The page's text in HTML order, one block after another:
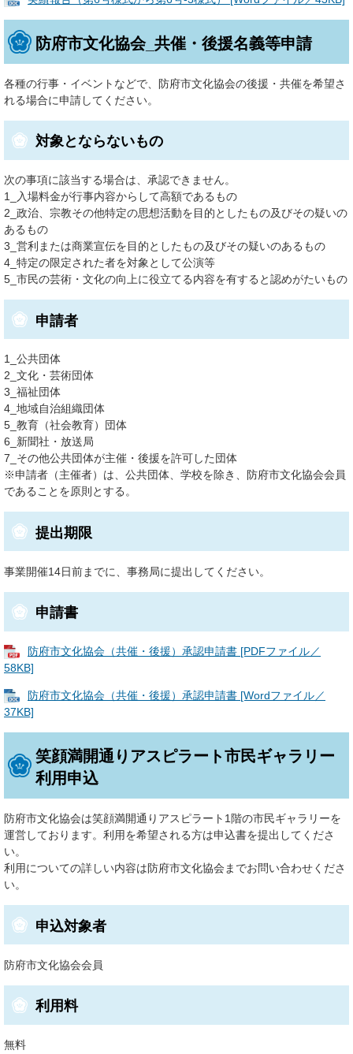
防府市文化協会_共催・後援名義等申請
各種の行事・イベントなどで、防府市文化協会の後援・共催を希望さ
れる場合に申請してください。
対象とならないもの
次の事項に該当する場合は、承認できません。
1_入場料金が行事内容からして高額であるもの
2_政治、宗教その他特定の思想活動を目的としたもの及びその疑いの
あるもの
3_営利または商業宣伝を目的としたもの及びその疑いのあるもの
4_特定の限定された者を対象として公演等
5_市民の芸術・文化の向上に役立てる内容を有すると認めがたいもの
申請者
1_公共団体
2_文化・芸術団体
3_福祉団体
4_地域自治組織団体
5_教育（社会教育）団体
6_新聞社・放送局
7_その他公共団体が主催・後援を許可した団体
※申請者（主催者）は、公共団体、学校を除き、防府市文化協会会員
であることを原則とする。
提出期限
事業開催14日前までに、事務局に提出してください。
申請書
防府市文化協会（共催・後援）承認申請書 [PDFファイル／
58KB]
防府市文化協会（共催・後援）承認申請書 [Wordファイル／
37KB]
笑顔満開通りアスピラート市民ギャラリー
利用申込
防府市文化協会は笑顔満開通りアスピラート1階の市民ギャラリーを
運営しております。利用を希望される方は申込書を提出してくださ
い。
利用についての詳しい内容は防府市文化協会までお問い合わせくださ
い。
申込対象者
防府市文化協会会員
利用料
無料